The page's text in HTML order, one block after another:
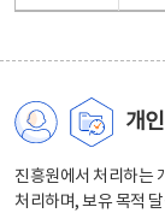
개
진흥원에서 처리하는
처리하며, 보유 목적